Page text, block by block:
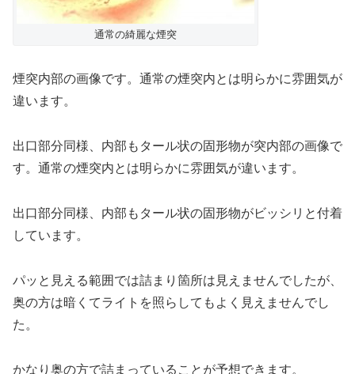
通常の綺麗な煙突
煙突内部の画像です。通常の煙突内とは明らかに雰囲気が
違います。
出口部分同様、内部もタール状の固形物が突内部の画像で
す。通常の煙突内とは明らかに雰囲気が違います。
出口部分同様、内部もタール状の固形物がビッシリと付着
しています。
パッと見える範囲では詰まり箇所は見えませんでしたが、
奥の方は暗くてライトを照らしてもよく見えませんでし
た。
かなり奥の方で詰まっていることが予想できます。